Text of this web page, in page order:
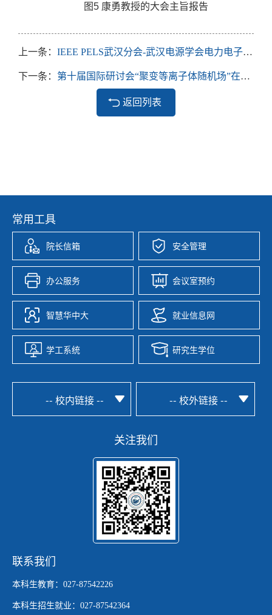
图5 康勇教授的大会主旨报告
上一条： IEEE PELS武汉分会-武汉电源学会电力电子联合学术会议在校召开
下一条： 第十届国际研讨会“聚变等离子体随机场”在校召开
返回列表
常用工具
院长信箱 安全管理
办公服务 会议室预约
智慧华中大 就业信息网
学工系统 研究生学位
-- 校内链接 -- -- 校外链接 --
关注我们
联系我们
本科生教育：027-87542226
本科生招生就业：027-87542364